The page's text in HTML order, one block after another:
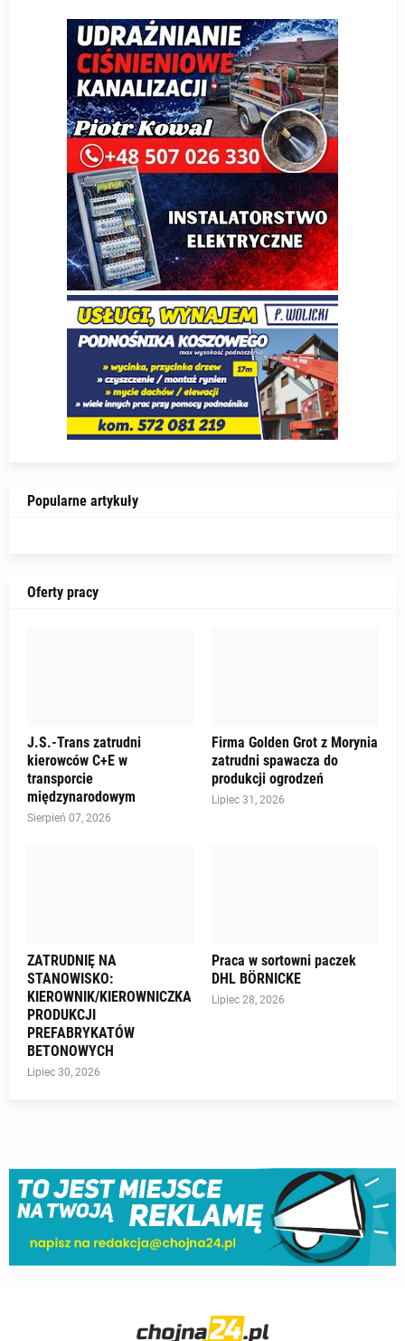
Popularne artykuły
Oferty pracy
J.S.-Trans zatrudni
kierowców C+E w
transporcie
międzynarodowym
Sierpień 07, 2026
Firma Golden Grot z Morynia
zatrudni spawacza do
produkcji ogrodzeń
Lipiec 31, 2026
ZATRUDNIĘ NA
STANOWISKO:
KIEROWNIK/KIEROWNICZKA
PRODUKCJI
PREFABRYKATÓW
BETONOWYCH
Lipiec 30, 2026
Praca w sortowni paczek
DHL BÖRNICKE
Lipiec 28, 2026